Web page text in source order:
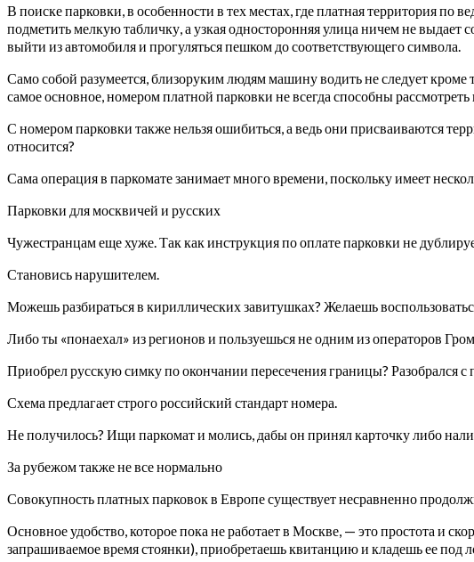
В поиске парковки, в особенности в тех местах, где платная территория по
подметить мелкую табличку, а узкая односторонняя улица ничем не выдает
выйти из автомобиля и прогуляться пешком до соответствующего символа.
Само собой разумеется, близоруким людям машину водить не следует
самое основное, номером платной парковки не всегда способны
С номером парковки также нельзя ошибиться, а ведь они присваиваются
относится?
Сама операция в паркомате занимает много времени, поскольку имеет
Парковки для москвичей и русских
Чужестранцам еще хуже. Так как инструкция по оплате парковки не
Становись нарушителем.
Можешь разбираться в кириллических завитушках? Желаешь
Либо ты «понаехал» из регионов и пользуешься не одним из операторов
Приобрел русскую симку по окончании пересечения границы? Разобрался
Схема предлагает строго российский стандарт номера.
Не получилось? Ищи паркомат и молись, дабы он принял карточку либо
За рубежом также не все нормально
Совокупность платных парковок в Европе существует несравненно
Основное удобство, которое пока не работает в Москве, — это простота и
запрашиваемое время стоянки), приобретаешь квитанцию и кладешь ее под